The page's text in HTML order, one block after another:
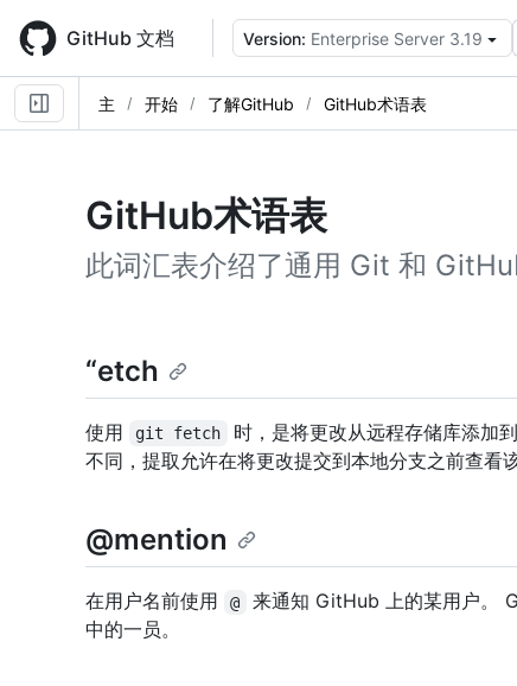
main
content
GitHub 文档 Version: Enterprise Server 3.19
主 开始 了解GitHub GitHub术语表
GitHub术语表
此词汇表介绍了通用 Git 和
“etch
使用 git fetch 时，是将更改从远程存储库添加
不同，提取允许在将更改提交到本地分支之前查看该
@mention
在用户名前使用 @
来通知 GitHub 上的某用户。
中的一员。